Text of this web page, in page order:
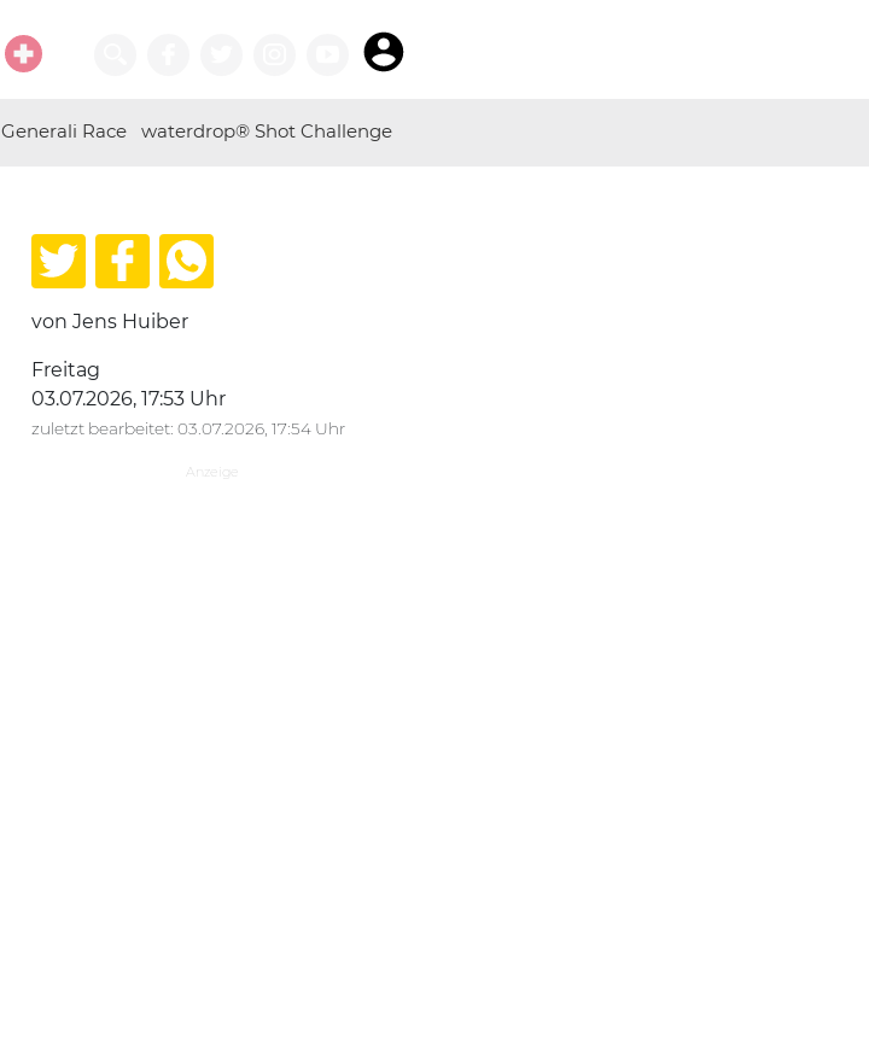
Generali Race waterdrop® Shot Challenge
von Jens Huiber
Freitag
03.07.2026, 17:53 Uhr
zuletzt bearbeitet: 03.07.2026, 17:54 Uhr